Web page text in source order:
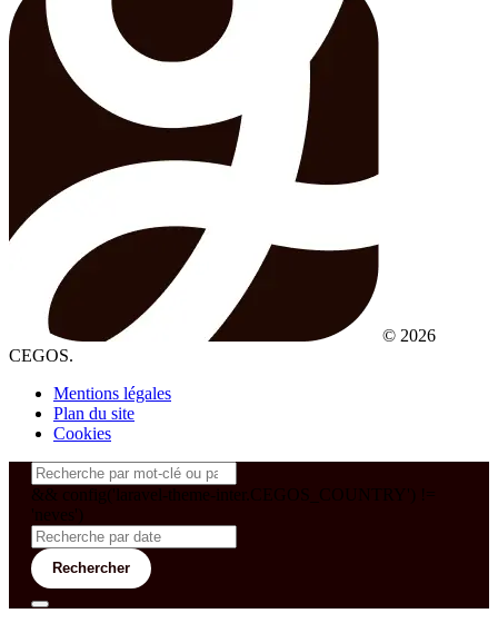
© 2026
CEGOS.
Mentions légales
Plan du site
Cookies
&& config('laravel-theme-inter.CEGOS_COUNTRY') !=
'neves')
Rechercher